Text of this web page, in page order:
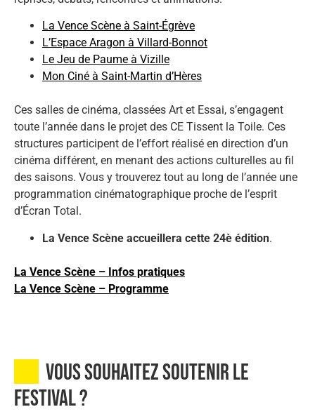
La Vence Scène à Saint-Égrève
L’Espace Aragon à Villard-Bonnot
Le Jeu de Paume à Vizille
Mon Ciné à Saint-Martin d’Hères
Ces salles de cinéma, classées Art et Essai, s’engagent
toute l’année dans le projet des CE Tissent la Toile. Ces
structures participent de l’effort réalisé en direction d’un
cinéma différent, en menant des actions culturelles au fil
des saisons. Vous y trouverez tout au long de l’année une
programmation cinématographique proche de l’esprit
d’Écran Total.
La Vence Scène accueillera cette 24è édition.
La Vence Scène – Infos pratiques
La Vence Scène – Programme
Vous souhaitez soutenir le
festival ?